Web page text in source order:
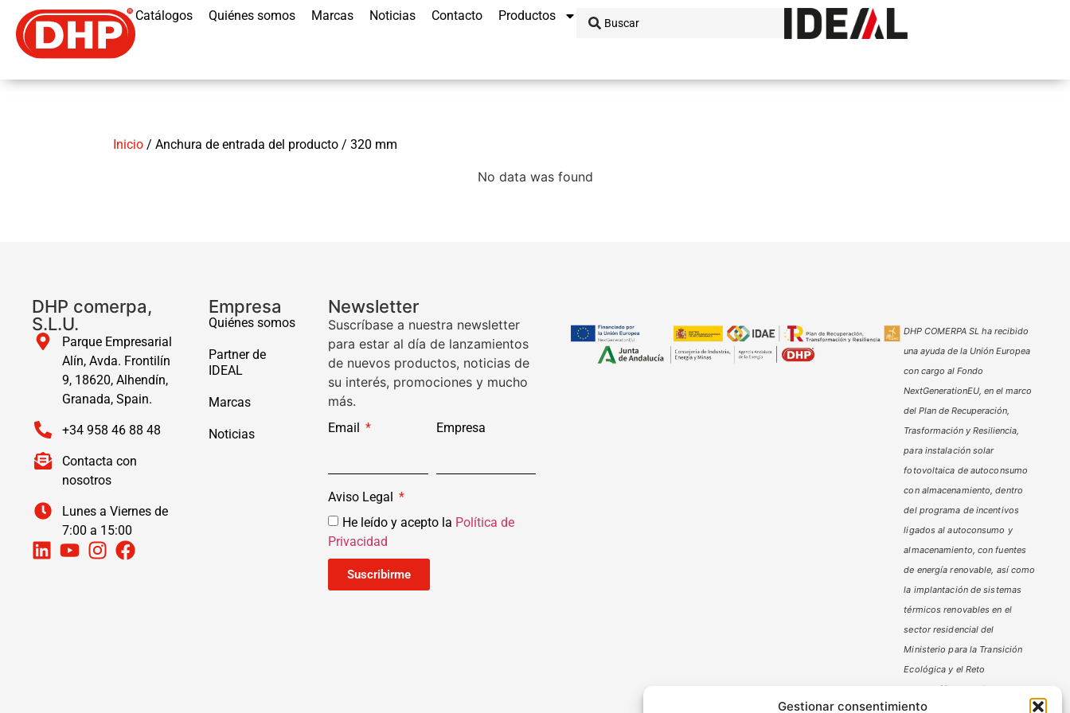
Gestionar consentimiento
Catálogos Quiénes somos Marcas Noticias Contacto Productos
Inicio / Anchura de entrada del producto / 320 mm
No data was found
DHP comerpa,
S.L.U.
Parque Empresarial
Alín, Avda. Frontilín
9, 18620, Alhendín,
Granada, Spain.
+34 958 46 88 48
Contacta con
nosotros
Lunes a Viernes de
7:00 a 15:00
Empresa
Quiénes somos
Partner de
IDEAL
Marcas
Noticias
Newsletter
Suscríbase a nuestra newsletter
para estar al día de lanzamientos
de nuevos productos, noticias de
su interés, promociones y mucho
más.
Email Empresa
Aviso Legal
He leído y acepto la Política de
Privacidad
Suscribirme
DHP COMERPA SL ha recibido
una ayuda de la Unión Europea
con cargo al Fondo
NextGenerationEU, en el marco
del Plan de Recuperación,
Trasformación y Resiliencia,
para instalación solar
fotovoltaica de autoconsumo
con almacenamiento, dentro
del programa de incentivos
ligados al autoconsumo y
almacenamiento, con fuentes
de energía renovable, así como
la implantación de sistemas
térmicos renovables en el
sector residencial del
Ministerio para la Transición
Ecológica y el Reto
Demográfico,
gestionado por
la Junta de Andalucía, a través